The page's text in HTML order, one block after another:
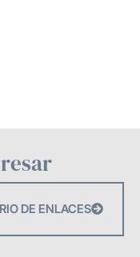
DE ENLACES